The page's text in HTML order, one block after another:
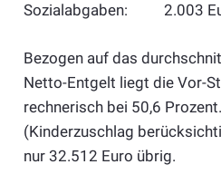
Sozialabgaben: 2.003
Bezogen auf das
Netto-Entgelt liegt die Vor-
rechnerisch bei 50,6
(Kinderzuschlag
nur 32.512 Euro übrig.